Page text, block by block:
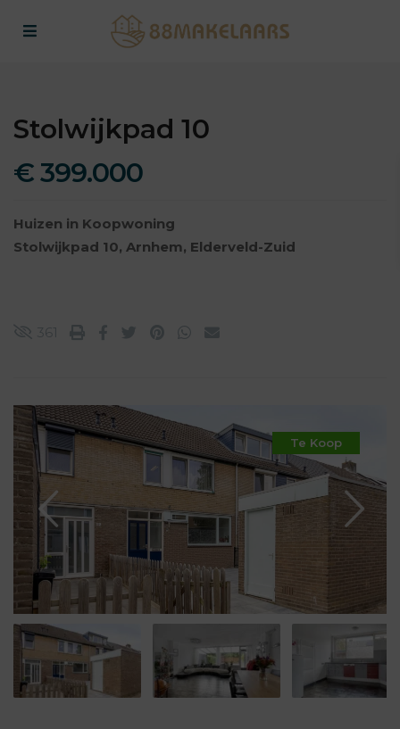
Stolwijkpad 10
€ 399.000
Huizen in Koopwoning
Stolwijkpad 10, Arnhem, Elderveld-Zuid
361
Te Koop